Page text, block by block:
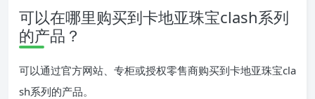
可以在哪里购买到卡地亚珠宝clash系列
的产品？
可以通过官方网站、专柜或授权零售商购买到卡地亚珠宝cla
sh系列的产品。